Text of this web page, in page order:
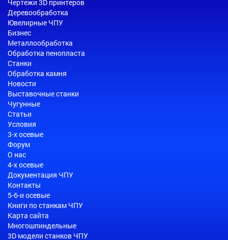
Чертежи 3D принтеров
Деревообработка
Ювелирные ЧПУ
Бизнес
Металлообработка
Обработка пенопласта
Станки
Обработка камня
Новости
Выставочные станки
Чугунные
Статьи
Условия
3-х осевые
Форум
О нас
4-х осевые
Документация ЧПУ
Контакты
5-6-и осевые
Книги по станкам ЧПУ
Карта сайта
Многошпиндельные
3D модели станков ЧПУ